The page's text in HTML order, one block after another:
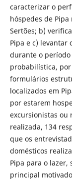
caracterizar o
hóspedes de
Sertões; b)
Pipa e c) levantar
durante o
probabilística,
formulários
localizados em
por estarem
excursionistas ou
realizada, 134
que os
domésticos
Pipa para o lazer,
principal